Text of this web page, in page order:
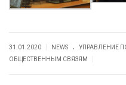
31.01.2020 NEWS .
УПРАВЛЕНИЕ
ОБЩЕСТВЕННЫМ СВЯЗЯМ